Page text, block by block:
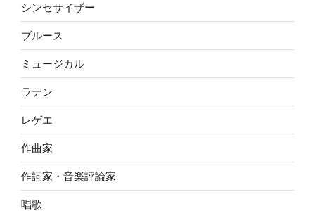
シンセサイザー
ブルース
ミュージカル
ラテン
レゲエ
作曲家
作詞家・音楽評論家
唱歌